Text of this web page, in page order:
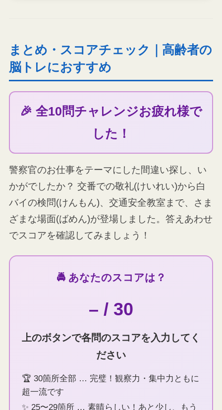
まとめ・スコアチェック｜高齢者の
脳トレにおすすめ
🎉 全10問チャレンジお疲れ様で
した！
警察官のお仕事をテーマにした間違い探し、い
かがでしたか？ 交番での敬礼(けいれい)から白
バイの検問(けんもん)、交通安全教室まで、さま
ざまな場面(ばめん)が登場しました。答えあわせ
でスコアを確認してみましょう！
🚔 あなたのスコアは？
– / 30
上のボタンで各問のスコアを入力してく
ださい
🏆 30箇所全部 … 完璧！観察力・集中力ともに
超一流です
✨ 25〜29箇所 … 素晴らしい！あと少し、もう